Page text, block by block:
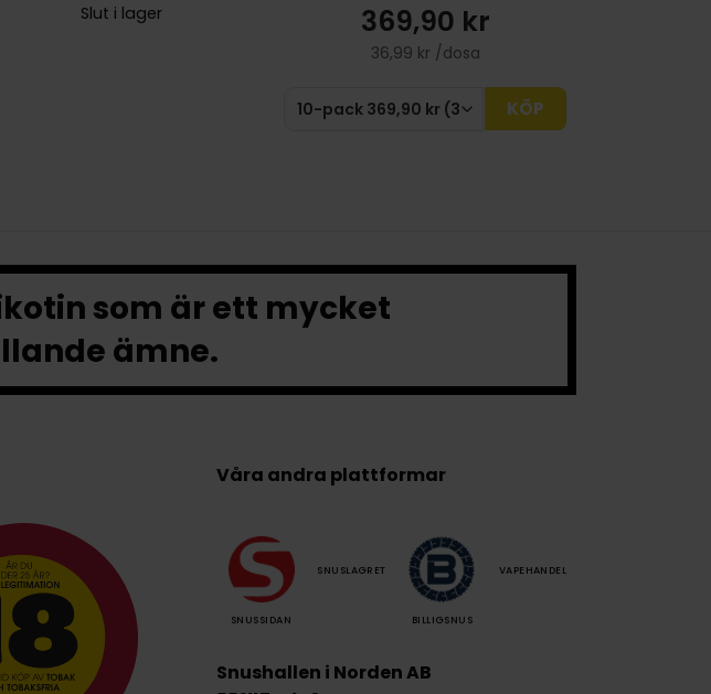
Slut i lager 369,90 kr
36,99 kr /dosa
KÖP
som är ett mycket
ämne.
Våra andra plattformar
SNUSSIDAN
SNUSLAGRET
BILLIGSNUS
VAPEHANDEL
Snushallen i Norden AB